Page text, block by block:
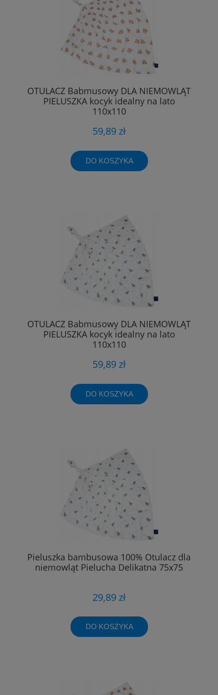
OTULACZ Babmusowy DLA NIEMOWLĄT
PIELUSZKA kocyk idealny na lato
110x110
59,89 zł
DO KOSZYKA
OTULACZ Babmusowy DLA NIEMOWLĄT
PIELUSZKA kocyk idealny na lato
110x110
59,89 zł
DO KOSZYKA
Pieluszka bambusowa 100% Otulacz dla
niemowląt Pielucha Delikatna 75x75
29,89 zł
DO KOSZYKA